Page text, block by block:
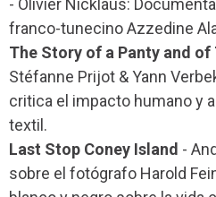
franco-tunecino Azzedine
The Story of a Panty and of
Stéfanne Prijot & Yann
critica el impacto humano y
textil.
Last Stop Coney Island -
sobre el fotógrafo Harold